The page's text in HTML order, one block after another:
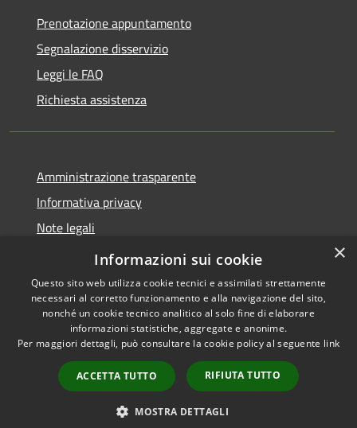
Prenotazione appuntamento
Segnalazione disservizio
Leggi le FAQ
Richiesta assistenza
Amministrazione trasparente
Informativa privacy
Note legali
Dichiarazione di accessibilità
Accessibilità
Copyright © 2026 • Comune di
Sarmato • Powered by
Municipium•
Accesso
redazione
×
Informazioni sui cookie
Questo sito web utilizza cookie tecnici e assimilati strettamente
necessari al corretto funzionamento e alla navigazione del sito,
nonché un cookie tecnico analitico al solo fine di elaborare
informazioni statistiche, aggregate e anonime.
Per maggiori dettagli, può consultare la cookie policy al seguente link
ACCETTA TUTTO RIFIUTA TUTTO
MOSTRA DETTAGLI